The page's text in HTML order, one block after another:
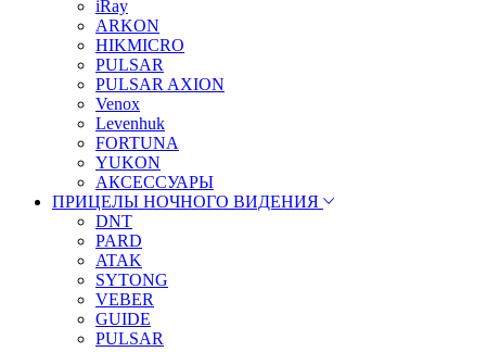
iRay
ARKON
HIKMICRO
PULSAR
PULSAR AXION
Venox
Levenhuk
FORTUNA
YUKON
АКСЕССУАРЫ
ПРИЦЕЛЫ НОЧНОГО ВИДЕНИЯ
DNT
PARD
ATAK
SYTONG
VEBER
GUIDE
PULSAR